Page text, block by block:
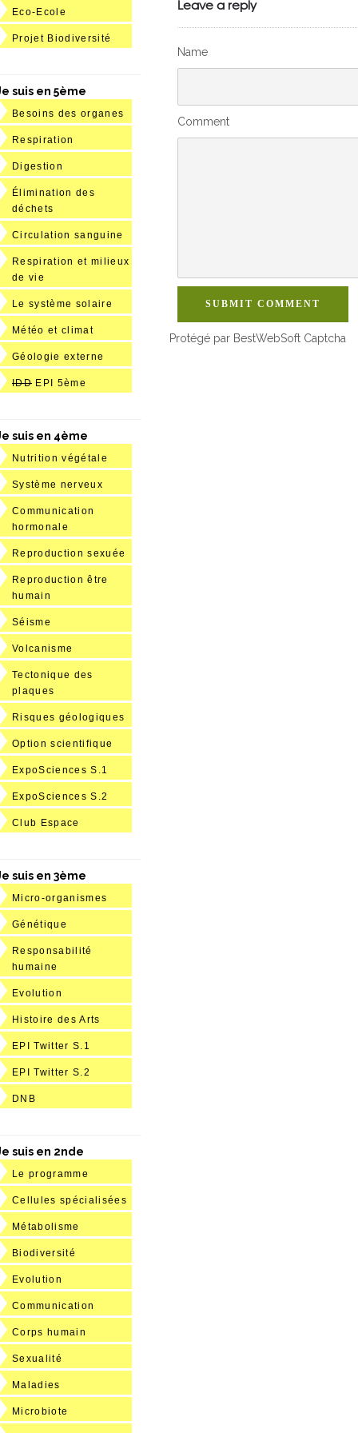
Leave a reply
Name
Comment
SUBMIT COMMENT
Protégé par BestWebSoft Captcha
Eco-Ecole
Projet Biodiversité
suis en 5ème
Besoins des organes
Respiration
Digestion
Élimination des
déchets
Circulation sanguine
Respiration et milieux
de vie
Le système solaire
Météo et climat
Géologie externe
IDD EPI 5ème
suis en 4ème
Nutrition végétale
Système nerveux
Communication
hormonale
Reproduction sexuée
Reproduction être
humain
Séisme
Volcanisme
Tectonique des
plaques
Risques géologiques
Option scientifique
ExpoSciences S.1
ExpoSciences S.2
Club Espace
suis en 3ème
Micro-organismes
Génétique
Responsabilité
humaine
Evolution
Histoire des Arts
EPI Twitter S.1
EPI Twitter S.2
DNB
suis en 2nde
Le programme
Cellules spécialisées
Métabolisme
Biodiversité
Evolution
Communication
Corps humain
Sexualité
Maladies
Microbiote